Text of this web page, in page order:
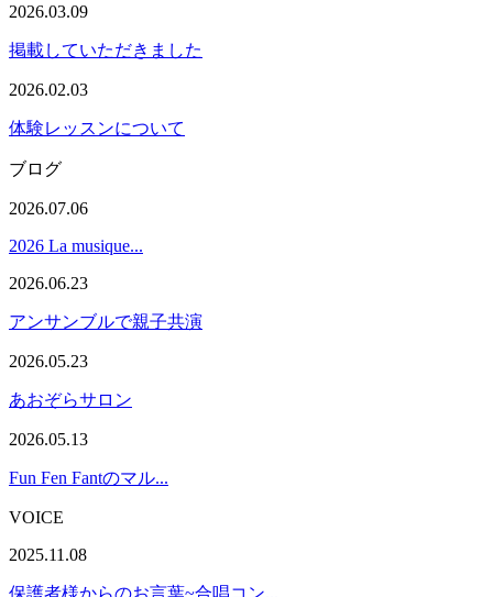
2026.03.09
掲載していただきました
2026.02.03
体験レッスンについて
ブログ
2026.07.06
2026 La musique...
2026.06.23
アンサンブルで親子共演
2026.05.23
あおぞらサロン
2026.05.13
Fun Fen Fantのマル...
VOICE
2025.11.08
保護者様からのお言葉~合唱コン...